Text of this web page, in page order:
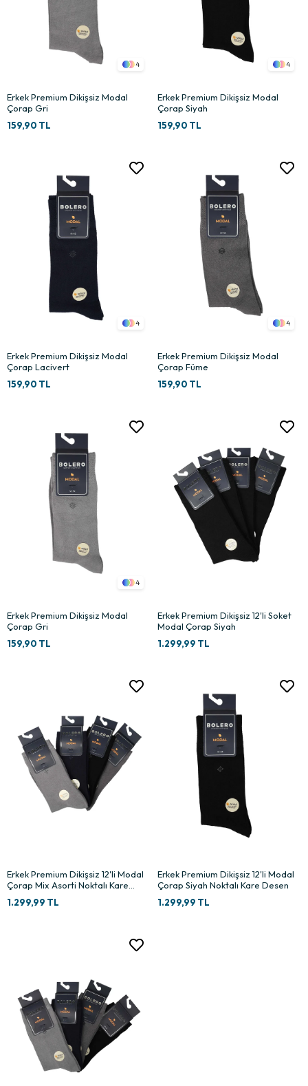
4
Erkek Premium Dikişsiz Modal
Çorap Gri
159,90 TL
4
Erkek Premium Dikişsiz Modal
Çorap Siyah
159,90 TL
4
Erkek Premium Dikişsiz Modal
Çorap Lacivert
159,90 TL
4
Erkek Premium Dikişsiz Modal
Çorap Füme
159,90 TL
4
Erkek Premium Dikişsiz Modal
Çorap Gri
159,90 TL
Erkek Premium Dikişsiz 12'li Soket
Modal Çorap Siyah
1.299,99 TL
Erkek Premium Dikişsiz 12'li Modal
Çorap Mix Asorti Noktalı Kare
1.299,99 TL
Erkek Premium Dikişsiz 12'li Modal
Çorap Siyah Noktalı Kare Desen
1.299,99 TL